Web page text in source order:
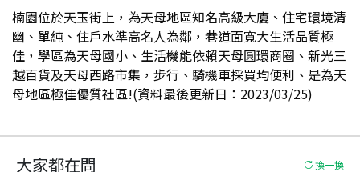
楠園位於天玉街上，為天母地區知名高級大廈、住宅環境清
幽、單純、住戶水準高名人為鄰，巷道面寬大生活品質極
佳，學區為天母國小、生活機能依賴天母圓環商圈、新光三
越百貨及天母西路市集，步行、騎機車採買均便利、是為天
母地區極佳優質社區!(資料最後更新日：2023/03/25)
大家都在問 換一換